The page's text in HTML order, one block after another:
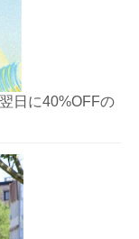
日に40%OFFの